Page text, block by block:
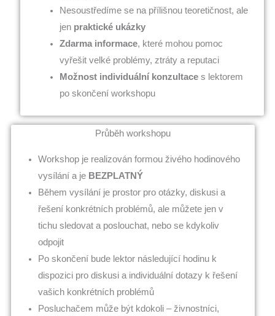
Nesoustředíme se na přílišnou teoretičnost, ale
jen praktické ukázky
Zdarma informace, které mohou pomoc
vyřešit velké problémy, ztráty a reputaci
Možnost individuální konzultaces lektorem
po skončení workshopu
Průběh workshopu
Workshop je realizován formou živého hodinového
vysílání a je BEZPLATNÝ
Během vysílání je prostor pro otázky, diskusi a
řešení konkrétních problémů, ale můžete jen v
tichu sledovat a poslouchat, nebo se kdykoliv
odpojit
Po skončení bude lektor následující hodinu k
dispozici pro diskusi a individuální dotazy k řešení
vašich konkrétních problémů
Posluchačem může být kdokoli – živnostníci,